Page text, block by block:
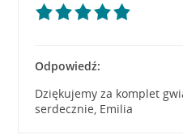
Odpowiedź:
Dziękujemy za komplet
serdecznie, Emilia